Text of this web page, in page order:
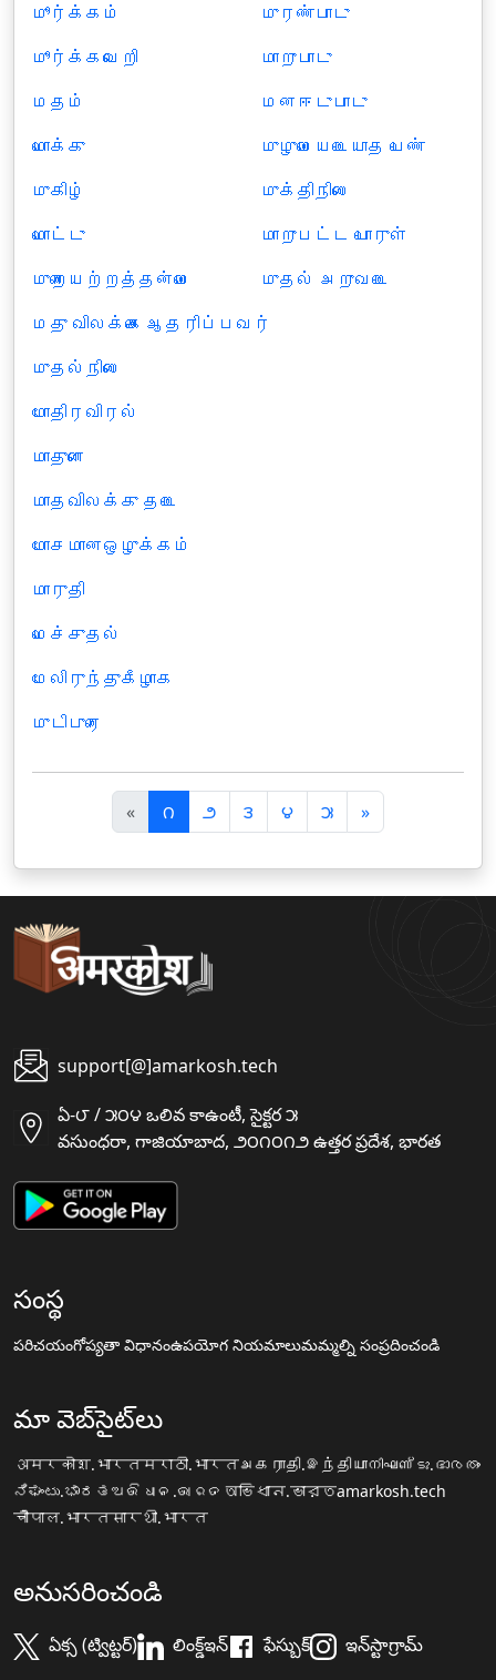
மூர்க்கம்
மூர்க்கவெறி
மதம்
மொக்கு
முகிழ்
மொட்டு
முறையற்றத்தன்மை
முரண்பாடு
மாறுபாடு
மனஈடுபாடு
முழுமையடையாத பெண்
முக்திநிலை
மாறுபட்ட பொருள்
முதல் அறுவடை
மது விலக்கை ஆதரிப்பவர்
முதல்நிலை
மோதிரவிரல்
மாதுளை
மாதவிலக்கு தடை
மோசமானஒழுக்கம்
மாருதி
மெச்சுதல்
மேலிருந்துகீழாக
முடிபுரை
«पि
छ
ला
౧ ౨ ౩ ౪ ౫ »अ
ग
ला
support[@]amarkosh.tech
ఏ-౮ / ౫౦౪ ఒలివ కాఉంటీ, సైక్టర ౫
వసుంధరా, గాజియాబాద, ౨౦౧౦౧౨ ఉత్తర ప్రదేశ, భారత
సంస్థ
పరిచయంగోప్యతా విధానంఉపయోగ నియమాలుమమ్మల్ని సంప్రదించండి
మా వెబ్‌సైట్‌లు
अमरकोश.भारतमराठी.भारतஅகராதி.இந்தியாനിഘണ്ടു.ഭാരതം
ನಿಘಂಟು.ಭಾರತ ଅଭିଧାନ.ଭାରତ অভিধান.ভারতamarkosh.tech
चौपाल.भारतसारथी.भारत
అనుసరించండి
ఏక్స (ట్విట్టర్) లింక్డ్ఇన్ ఫేస్బుక్ ఇన్‌స్టాగ్రామ్